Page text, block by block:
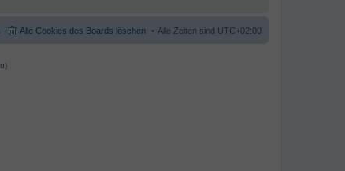
Alle Zeiten sind UTC+02:00
Alle Cookies des Boards löschen